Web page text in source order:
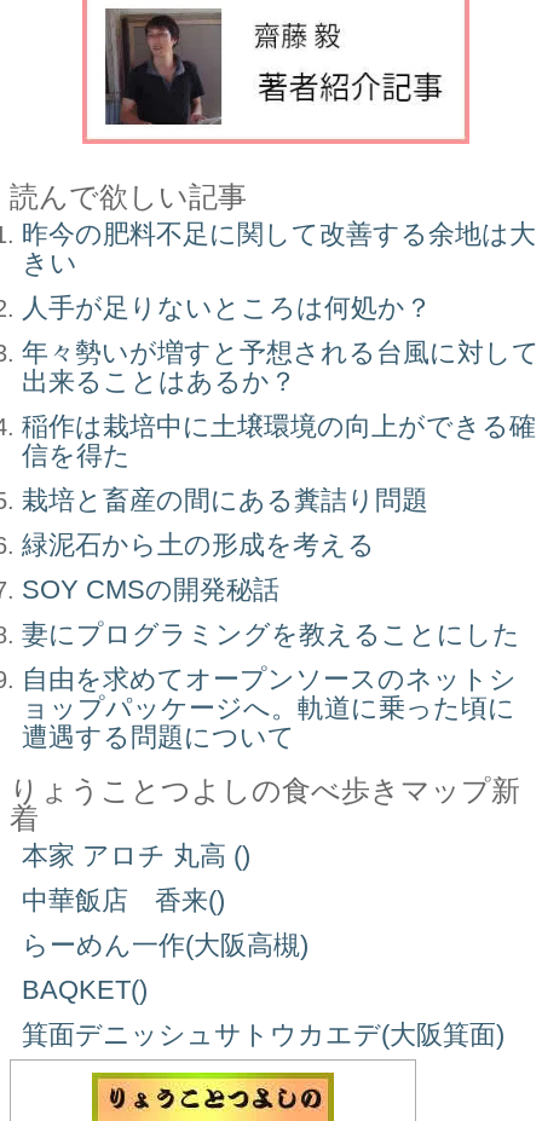
読んで欲しい記事
昨今の肥料不足に関して改善する余地は大
きい
人手が足りないところは何処か？
年々勢いが増すと予想される台風に対して
出来ることはあるか？
稲作は栽培中に土壌環境の向上ができる確
信を得た
栽培と畜産の間にある糞詰り問題
緑泥石から土の形成を考える
SOY CMSの開発秘話
妻にプログラミングを教えることにした
自由を求めてオープンソースのネットシ
ョップパッケージへ。軌道に乗った頃に
遭遇する問題について
りょうことつよしの食べ歩きマップ新
着
本家 アロチ 丸高 ()
中華飯店 香来()
らーめん一作(大阪高槻)
BAQKET()
箕面デニッシュサトウカエデ(大阪箕面)